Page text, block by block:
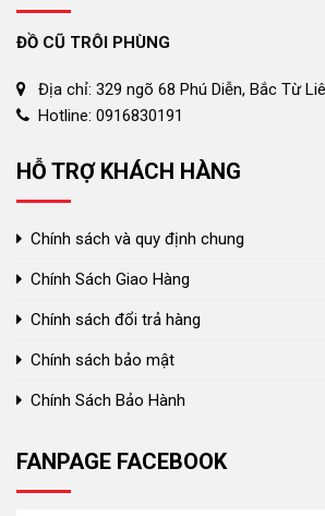
ĐỒ CŨ TRÔI PHÙNG
Địa chỉ: 329 ngõ 68 Phú Diễn, Bắc Từ
Hotline: 0916830191
HỖ TRỢ KHÁCH HÀNG
Chính sách và quy định chung
Chính Sách Giao Hàng
Chính sách đổi trả hàng
Chính sách bảo mật
Chính Sách Bảo Hành
FANPAGE FACEBOOK